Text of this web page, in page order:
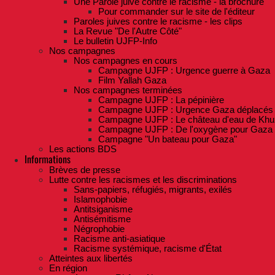
Pour commander sur le site de l'éditeur
Paroles juives contre le racisme - les clips
La Revue "De l'Autre Côté"
Le bulletin UJFP-Info
Nos campagnes
Nos campagnes en cours
Campagne UJFP : Urgence guerre à Gaza
Film Yallah Gaza
Nos campagnes terminées
Campagne UJFP : La pépinière
Campagne UJFP : Urgence Gaza déplacés
Campagne UJFP : Le château d'eau de
Campagne UJFP : De l'oxygène pour Gaza
Campagne "Un bateau pour Gaza"
Les actions BDS
Informations
Brèves de presse
Lutte contre les racismes et les discriminations
Sans-papiers, réfugiés, migrants, exilés
Islamophobie
Antitsiganisme
Antisémitisme
Négrophobie
Racisme anti-asiatique
Racisme systémique, racisme d'État
Atteintes aux libertés
En région